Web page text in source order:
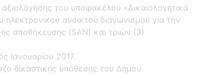
του υποφακέλου «Δικαιολογητικά
ανοικτού διαγωνισμού για την
αποθήκευσης (SΑΝ) και τριών (3)
Ιανουαρίου 2017.
δικαστικής υπόθεσης του Δήμου.